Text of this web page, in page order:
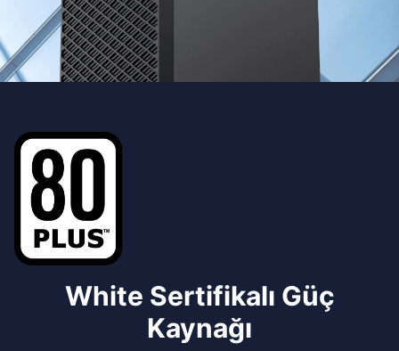
White Sertifikalı Güç
Kaynağı